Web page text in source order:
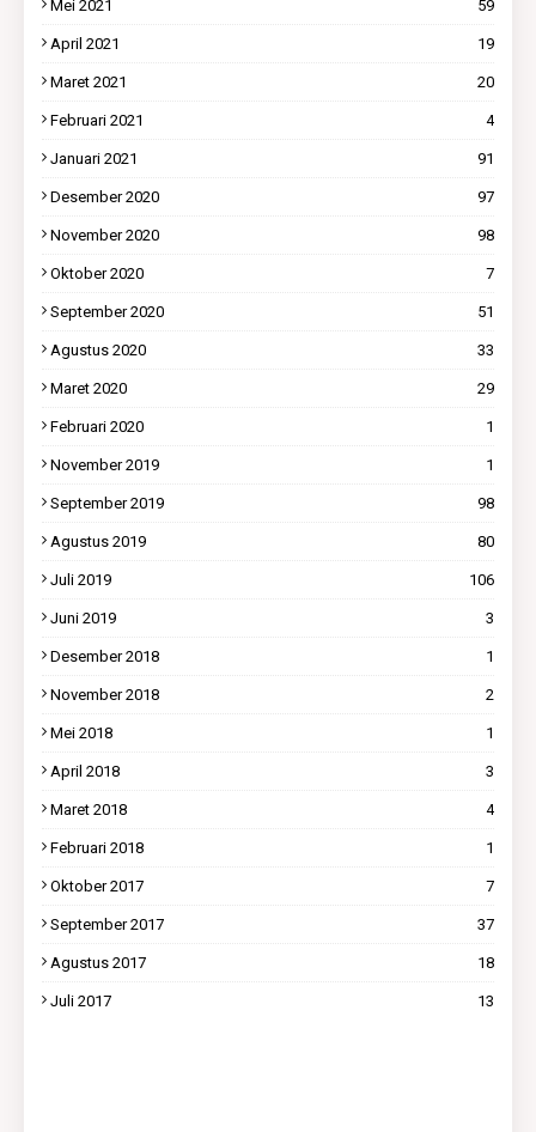
Mei 2021 59
April 2021 19
Maret 2021 20
Februari 2021 4
Januari 2021 91
Desember 2020 97
November 2020 98
Oktober 2020 7
September 2020 51
Agustus 2020 33
Maret 2020 29
Februari 2020 1
November 2019 1
September 2019 98
Agustus 2019 80
Juli 2019 106
Juni 2019 3
Desember 2018 1
November 2018 2
Mei 2018 1
April 2018 3
Maret 2018 4
Februari 2018 1
Oktober 2017 7
September 2017 37
Agustus 2017 18
Juli 2017 13